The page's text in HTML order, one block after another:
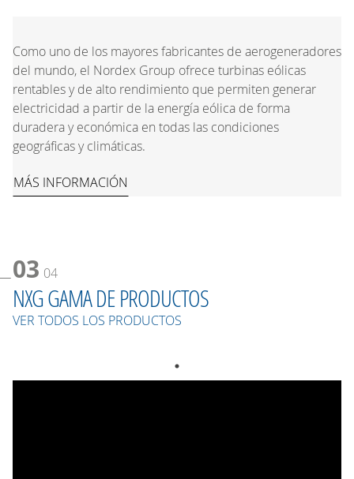
Como uno de los mayores fabricantes de aerogeneradores
del mundo, el Nordex Group ofrece turbinas eólicas
rentables y de alto rendimiento que permiten generar
electricidad a partir de la energía eólica de forma
duradera y económica en todas las condiciones
geográficas y climáticas.
MÁS INFORMACIÓN
03 04
NXG GAMA DE PRODUCTOS
VER TODOS LOS PRODUCTOS